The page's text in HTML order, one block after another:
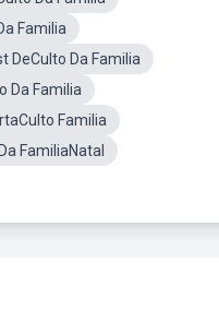
Familia
DeCulto Da Familia
Da Familia
Familia
FamiliaNatal